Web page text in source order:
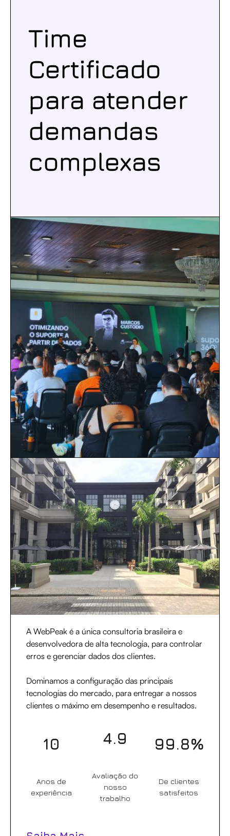
Time
Certificado
para atender
demandas
complexas
A WebPeak é a única consultoria brasileira e
desenvolvedora de alta tecnologia, para controlar
erros e gerenciar dados dos clientes.
Dominamos a configuração das principais
tecnologias do mercado, para entregar a nossos
clientes o máximo em desempenho e resultados.
10
Anos de
experiência
4.9
Avaliação do
nosso
trabalho
99.8%
De clientes
satisfeitos